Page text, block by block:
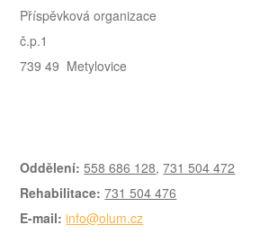
Příspěvková organizace
č.p.1
739 49 Metylovice
Oddělení: 558 686 128,731 504 472
Rehabilitace: 731 504 476
E-mail: info@olum.cz